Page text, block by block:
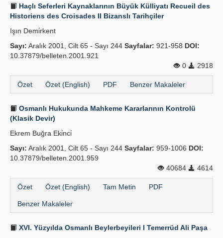
Haçlı Seferleri Kaynaklarının Büyük Külliyatı Recueil des
Historiens des Croisades II Bizanslı Tarihçiler
Işın Demi̇rkent
Sayı: Aralık 2001, Cilt 65 - Sayı 244 Sayfalar: 921-958 DOI:
10.37879/belleten.2001.921
0
2918
Özet Özet (English) PDF Benzer Makaleler
Osmanlı Hukukunda Mahkeme Kararlarının Kontrolü
(Klasik Devir)
Ekrem Buğra Eki̇nci̇
Sayı: Aralık 2001, Cilt 65 - Sayı 244 Sayfalar: 959-1006 DOI:
10.37879/belleten.2001.959
40684
4614
Özet Özet (English) Tam Metin PDF
Benzer Makaleler
XVI. Yüzyılda Osmanlı Beylerbeyileri I Temerrüd Ali Paşa